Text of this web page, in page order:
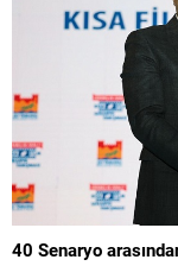
40 Senaryo